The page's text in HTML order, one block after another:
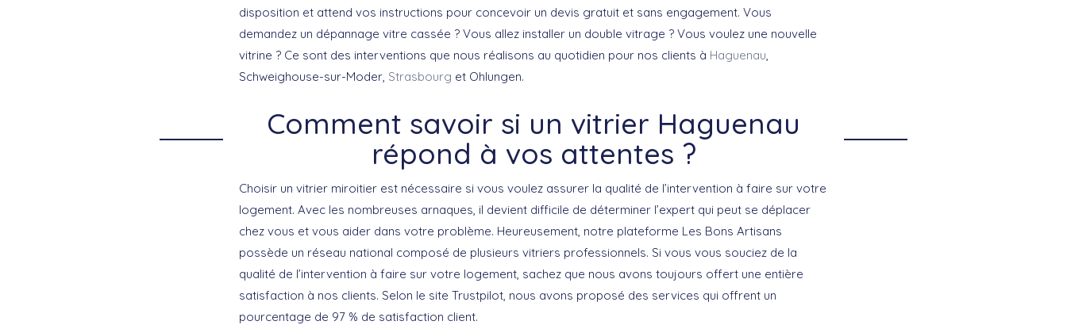
disposition et attend vos instructions pour concevoir un devis gratuit et sans engagement. Vous
demandez un dépannage vitre cassée ? Vous allez installer un double vitrage ? Vous voulez une nouvelle
vitrine ? Ce sont des interventions que nous réalisons au quotidien pour nos clients à Haguenau,
Schweighouse-sur-Moder, Strasbourg et Ohlungen.
Comment savoir si un vitrier Haguenau
répond à vos attentes ?
Choisir un vitrier miroitier est nécessaire si vous voulez assurer la qualité de l’intervention à faire sur votre
logement. Avec les nombreuses arnaques, il devient difficile de déterminer l’expert qui peut se déplacer
chez vous et vous aider dans votre problème. Heureusement, notre plateforme Les Bons Artisans
possède un réseau national composé de plusieurs vitriers professionnels. Si vous vous souciez de la
qualité de l’intervention à faire sur votre logement, sachez que nous avons toujours offert une entière
satisfaction à nos clients. Selon le site Trustpilot, nous avons proposé des services qui offrent un
pourcentage de 97 % de satisfaction client.